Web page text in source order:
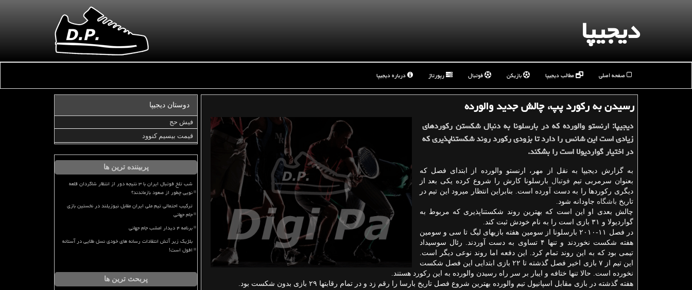
دیجیپا
صفحه اصلی مطالب دیجیپا بازیکن فوتبال رپورتاژ درباره دیجیپا
رسیدن به ركورد پپ، چالش جدید والورده
دیجیپا: ارنستو والورده كه در بارسلونا به دنبال شكستن ركوردهای
زیادی است این شانس را دارد تا بزودی ركورد روند شكست‎ناپذیری كه
در اختیار گواردیولا است را بشكند.
به گزارش دیجیپا به نقل از مهر، ارنستو والورده از ابتدای فصل كه
بعنوان سرمربی تیم فوتبال بارسلونا كارش را شروع كرده یكی بعد از
دیگری ركوردها را به دست آورده است. بنابراین انتظار می‎رود این تیم در
تاریخ باشگاه جاودانه شود.
چالش بعدی او این است كه بهترین روند شكست‎ناپذیری‏ كه مربوط به
گواردیولا و ۳۱ بازی است را به نام خودش ثبت كند.
در فصل ۱۱-۲۰۱۰ بارسلونا از سومین هفته بازی‎های لیگ تا سی و سومین
هفته شكست نخوردند و تنها ۴ تساوی به دست آوردند. رئال سوسیداد
تیمی بود كه به این روند تمام كرد. این دفعه اما روند نوعی دیگر است.
این تیم از ۷ بازی اخیر فصل گذشته تا ۲۲ بازی ابتدایی این فصل شكست
نخورده است. حالا تنها ختافه و ایبار بر سر راه رسیدن والورده به این ركورد هستند.
هفته گذشته در بازی مقابل اسپانیول تیم والورده بهترین شروع فصل تاریخ بارسا را رقم زد و در تمام رقابت‎ها ۲۹ بازی بدون شكست بود.
دوستان دیجیپا
فیش حج
قیمت بیسیم کنوود
پربیننده ترین ها
شب تلخ فوتبال ایران با ۳ نتیجه دور از انتظار شاگردان قلعه
نویی چطور از صعود بازماندند؟
ترکیب احتمالی تیم ملی ایران مقابل نیوزیلند در نخستین بازی
جام جهانی
برنامه ۴ دیدار امشب جام جهانی
بلژیک زیر آتش انتقادات رسانه های خودی نسل طلایی در آستانه
افول است!
پربحث ترین ها